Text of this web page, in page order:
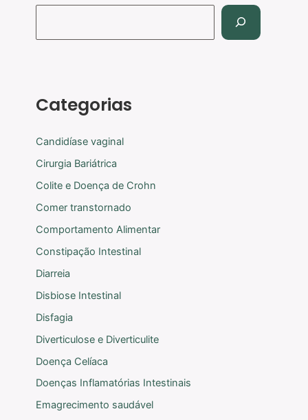
Categorias
Candidíase vaginal
Cirurgia Bariátrica
Colite e Doença de Crohn
Comer transtornado
Comportamento Alimentar
Constipação Intestinal
Diarreia
Disbiose Intestinal
Disfagia
Diverticulose e Diverticulite
Doença Celíaca
Doenças Inflamatórias Intestinais
Emagrecimento saudável